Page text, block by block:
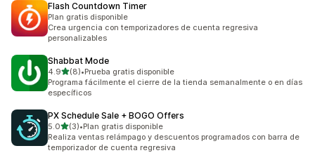
Flash Countdown Timer
Plan gratis disponible
Crea urgencia con temporizadores de cuenta regresiva
personalizables
Shabbat Mode
4.9de 5 estrellas
(8)
8 reseñas en total
•Prueba gratis disponible
Programa fácilmente el cierre de la tienda semanalmente o en días
específicos
PX Schedule Sale + BOGO Offers
5.0de 5 estrellas
(3)
3 reseñas en total
•Plan gratis disponible
Realiza ventas relámpago y descuentos programados con barra de
temporizador de cuenta regresiva